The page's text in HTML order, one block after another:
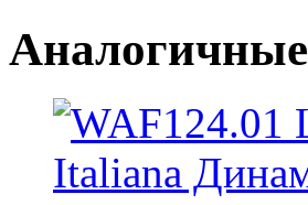
Аналогичные